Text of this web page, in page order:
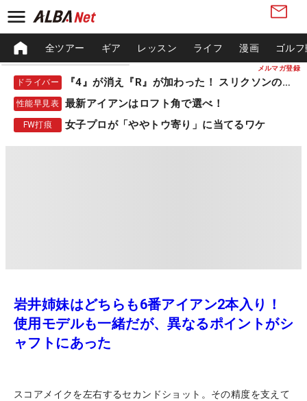
メルマガ登録
全ツアー ギア レッスン ライフ 漫画 ゴル
ドライバー 『4』が消え『R』が加わった！ スリクソンの新作
性能早見表 最新アイアンはロフト角で選べ！
FW打痕 女子プロが「ややトウ寄り」に当てるワケ
岩井姉妹はどちらも6番アイアン2本入り！
使用モデルも一緒だが、異なるポイントがシ
ャフトにあった
スコアメイクを左右するセカンドショット。その精度を支えて